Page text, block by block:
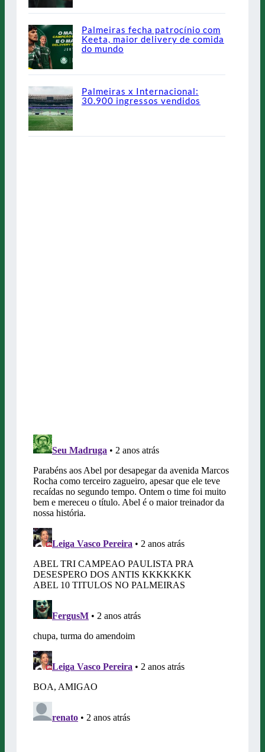
Palmeiras fecha patrocínio com
Keeta, maior delivery de comida
do mundo
Palmeiras x Internacional:
30.900 ingressos vendidos